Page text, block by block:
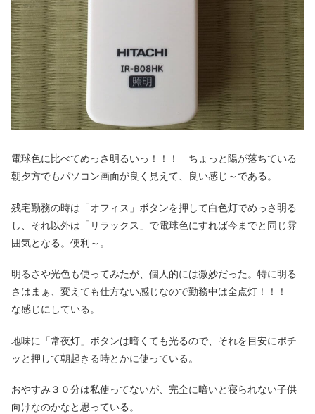
電球色に比べてめっさ明るいっ！！！ ちょっと陽が落ちている
朝夕方でもパソコン画面が良く見えて、良い感じ～である。
残宅勤務の時は「オフィス」ボタンを押して白色灯でめっさ明る
し、それ以外は「リラックス」で電球色にすれば今までと同じ雰
囲気となる。便利～。
明るさや光色も使ってみたが、個人的には微妙だった。特に明る
さはまぁ、変えても仕方ない感じなので勤務中は全点灯！！！
な感じにしている。
地味に「常夜灯」ボタンは暗くても光るので、それを目安にポチ
ッと押して朝起きる時とかに使っている。
おやすみ３０分は私使ってないが、完全に暗いと寝られない子供
向けなのかなと思っている。